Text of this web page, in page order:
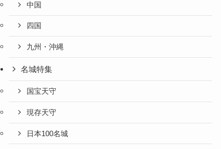
中国
四国
九州・沖縄
名城特集
国宝天守
現存天守
日本100名城